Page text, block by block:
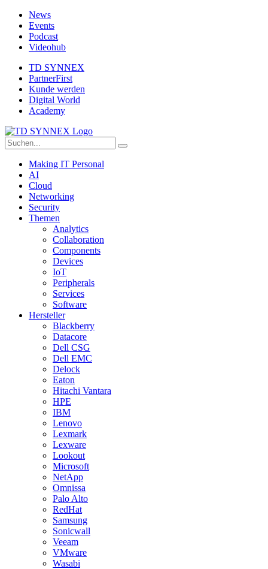
News
Events
Podcast
Videohub
TD SYNNEX
PartnerFirst
Kunde werden
Digital World
Academy
Making IT Personal
AI
Cloud
Networking
Security
Themen
Analytics
Collaboration
Components
Devices
IoT
Peripherals
Services
Software
Hersteller
Blackberry
Datacore
Dell CSG
Dell EMC
Delock
Eaton
Hitachi Vantara
HPE
IBM
Lenovo
Lexmark
Lexware
Lookout
Microsoft
NetApp
Omnissa
Palo Alto
RedHat
Samsung
Sonicwall
Veeam
VMware
Wasabi